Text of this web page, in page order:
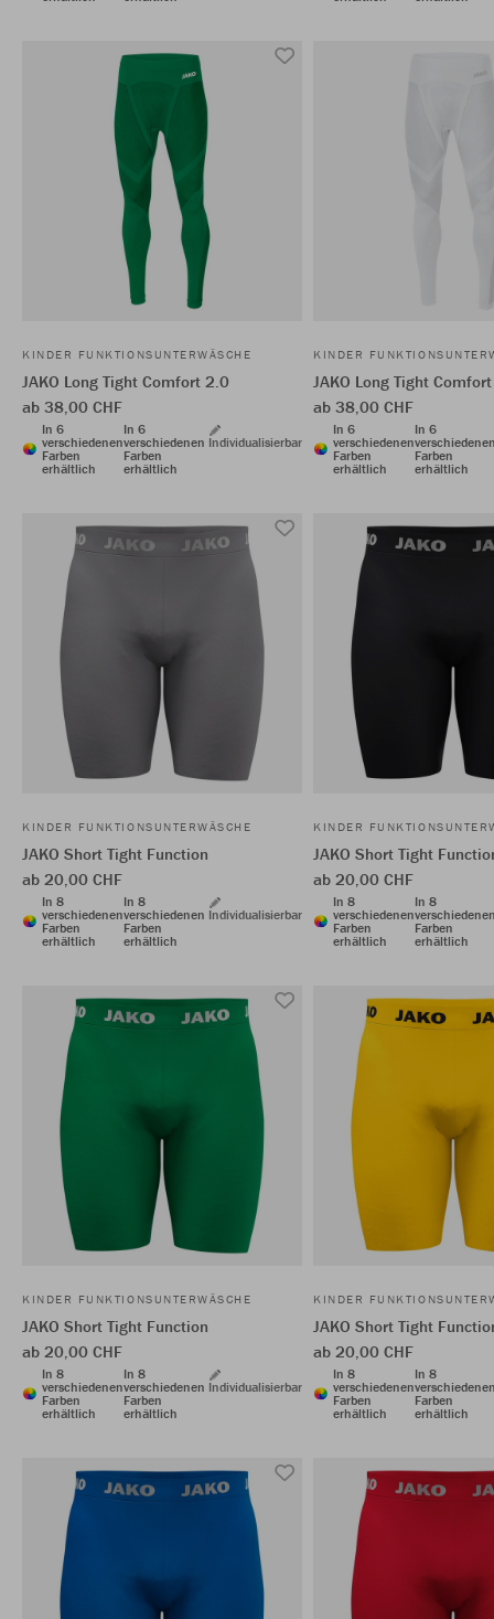
KINDER FUNKTIONSUNTERWÄSCHE
JAKO Long Tight Comfort 2.0
ab 38,00 CHF
In 6
verschiedenen
Farben
erhältlich
In 6
verschiedenen
Farben
erhältlich
Individualisierbar
KINDER
JAKO Long Tight
ab 38,00 CHF
In 6
verschiedenen
Farben
erhältlich
In 6
Farben
erhältlich
KINDER FUNKTIONSUNTERWÄSCHE
JAKO Short Tight Function
ab 20,00 CHF
In 8
verschiedenen
Farben
erhältlich
In 8
verschiedenen
Farben
erhältlich
Individualisierbar
KINDER
JAKO Short Tight
ab 20,00 CHF
In 8
verschiedenen
Farben
erhältlich
In 8
Farben
erhältlich
KINDER FUNKTIONSUNTERWÄSCHE
JAKO Short Tight Function
ab 20,00 CHF
In 8
verschiedenen
Farben
erhältlich
In 8
verschiedenen
Farben
erhältlich
Individualisierbar
KINDER
JAKO Short Tight
ab 20,00 CHF
In 8
verschiedenen
Farben
erhältlich
In 8
Farben
erhältlich